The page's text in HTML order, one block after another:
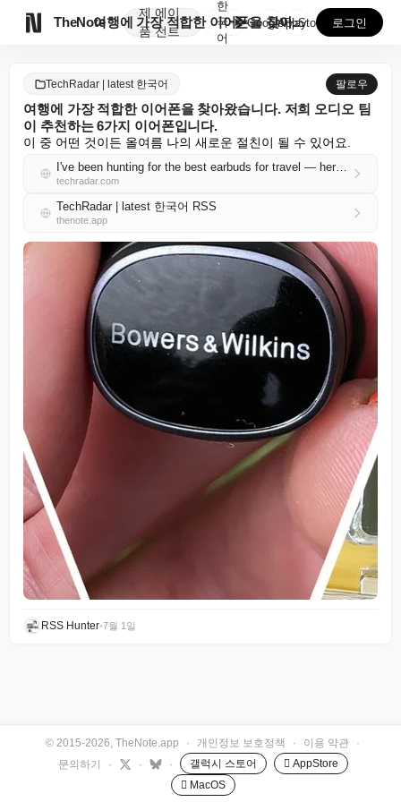
TheNote
제
품
에이
전트
여행에 가장 적합한 이어폰을 찾아왔습니다. 저희 오디오...
한
국
어
GooglePlay
AppStore 로그인
TechRadar | latest 한국어 팔로우
여행에 가장 적합한 이어폰을 찾아왔습니다. 저희 오디오 팀
이 추천하는 6가지 이어폰입니다.
이 중 어떤 것이든 올여름 나의 새로운 절친이 될 수 있어요.
I've been hunting for the best earbuds for travel — here are the 6 pairs our audio team recommends
techradar.com
TechRadar | latest 한국어 RSS
thenote.app
RSS Hunter•7월 1일
© 2015-2026, TheNote.app · 개인정보 보호정책 · 이용 약관
·
문의하기
· · · 갤럭시 스토어
 AppStore
 MacOS